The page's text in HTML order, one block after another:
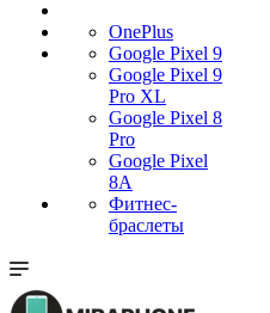
OnePlus
Google Pixel 9
Google Pixel 9
Pro XL
Google Pixel 8
Pro
Google Pixel
8A
Фитнес-
браслеты